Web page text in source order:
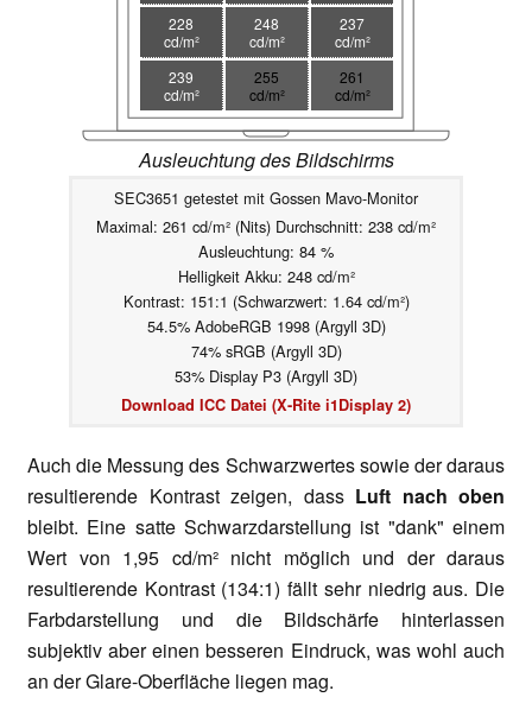
228
cd/m²
248
cd/m²
237
cd/m²
239
cd/m²
255
cd/m²
261
cd/m²
Ausleuchtung des Bildschirms
SEC3651 getestet mit Gossen Mavo-Monitor
Maximal: 261 cd/m² (Nits) Durchschnitt: 238 cd/m²
Ausleuchtung: 84 %
Helligkeit Akku: 248 cd/m²
Kontrast: 151:1 (Schwarzwert: 1.64 cd/m²)
54.5% AdobeRGB 1998 (Argyll 3D)
74% sRGB (Argyll 3D)
53% Display P3 (Argyll 3D)
Download ICC Datei (X-Rite i1Display 2)
Auch die Messung des Schwarzwertes sowie der daraus
resultierende Kontrast zeigen, dass Luft nach oben
bleibt. Eine satte Schwarzdarstellung ist "dank" einem
Wert von 1,95 cd/m² nicht möglich und der daraus
resultierende Kontrast (134:1) fällt sehr niedrig aus. Die
Farbdarstellung und die Bildschärfe hinterlassen
subjektiv aber einen besseren Eindruck, was wohl auch
an der Glare-Oberfläche liegen mag.